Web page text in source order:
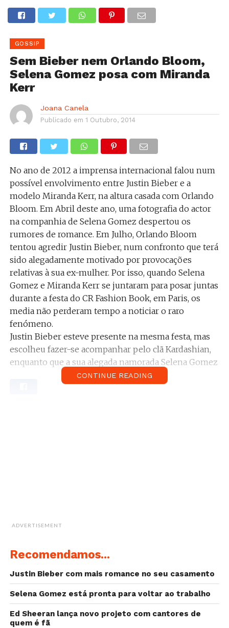
GOSSIP
Sem Bieber nem Orlando Bloom,
Selena Gomez posa com Miranda
Kerr
Joana Canela
Publicado em 1 Outubro, 2014
No ano de 2012 a imprensa internacional falou num
possível envolvimento entre Justin Bieber e a
modelo Miranda Kerr, na altura casada com Orlando
Bloom. Em Abril deste ano, uma fotografia do actor
na companhia de Selena Gomez despertou os
rumores de romance. Em Julho, Orlando Bloom
tentou agredir Justin Bieber, num confronto que terá
sido alegadamente motivado por provocações
relativas à sua ex-mulher. Por isso, quando Selena
Gomez e Miranda Kerr se juntaram para posar juntas
durante a festa do CR Fashion Book, em Paris, os
media não perderam tempo a noticiar o raro
fenómeno.
Justin Bieber esteve presente na mesma festa, mas
escolheu fazer-se acompanhar pelo clã Kardashian,
enquanto que a sua alegada namorada Selena Gomez
acabou a ser fotografada ao lado de Miranda Kerr. De
CONTINUE READING
ADVERTISEMENT
Recomendamos...
Justin Bieber com mais romance no seu casamento
Selena Gomez está pronta para voltar ao trabalho
Ed Sheeran lança novo projeto com cantores de
quem é fã